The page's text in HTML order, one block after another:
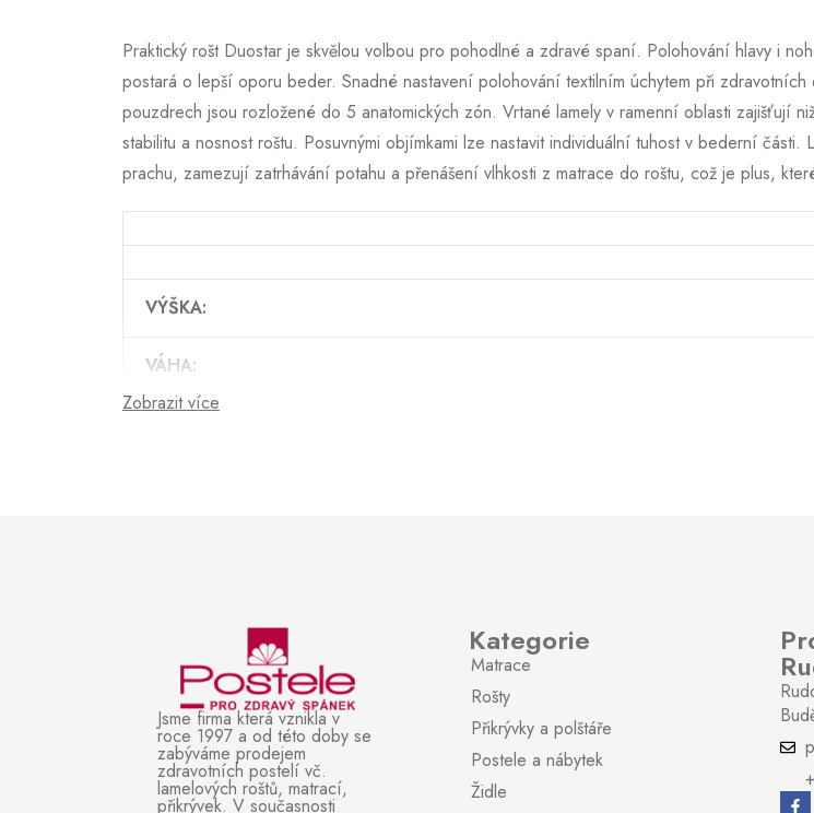
Praktický rošt Duostar je skvělou volbou pro pohodlné a zdravé spaní. Polohování hlavy i
postará o lepší oporu beder. Snadné nastavení polohování textilním úchytem při
pouzdrech jsou rozložené do 5 anatomických zón. Vrtané lamely v ramenní oblasti zajišťují
stabilitu a nosnost roštu. Posuvnými objímkami lze nastavit individuální tuhost v bederní
prachu, zamezují zatrhávání potahu a přenášení vlhkosti z matrace do roštu, což je plus,
VÝŠKA:
VÁHA:
POČET ZÓN:
ZÁRUKA (POČET ROKŮ):
JE MOŽNÉ VYROBIT JINÝ ROZMĚR:
Zobrazit více
Jsme firma která vznikla v
roce 1997 a od této doby se
zabýváme prodejem
zdravotních postelí vč.
lamelových roštů, matrací,
přikrývek. V současnosti
Kategorie
Matrace
Rošty
Přikrývky a polštáře
Postele a nábytek
Židle